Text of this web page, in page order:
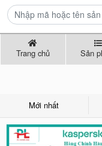
Trang chủ Sản
Mới nhất